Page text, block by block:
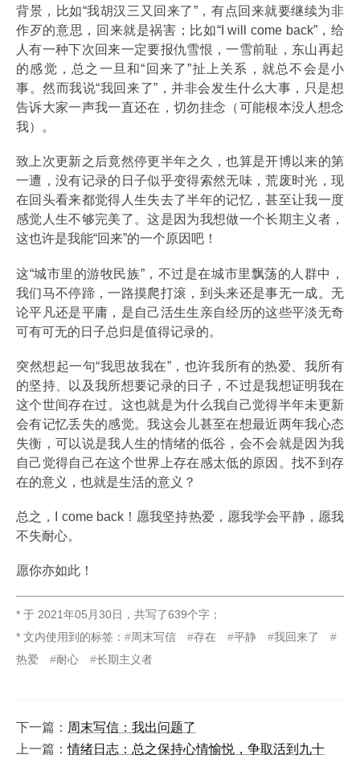
背景，比如“我胡汉三又回来了”，有点回来就要继续为非
作歹的意思，回来就是祸害；比如“I will come back”，给
人有一种下次回来一定要报仇雪恨，一雪前耻，东山再起
的感觉，总之一旦和“回来了”扯上关系，就总不会是小
事。然而我说“我回来了”，并非会发生什么大事，只是想
告诉大家一声我一直还在，切勿挂念（可能根本没人想念
我）。
致上次更新之后竟然停更半年之久，也算是开博以来的第
一遭，没有记录的日子似乎变得索然无味，荒废时光，现
在回头看来都觉得人生失去了半年的记忆，甚至让我一度
感觉人生不够完美了。这是因为我想做一个长期主义者，
这也许是我能“回来”的一个原因吧！
这“城市里的游牧民族”，不过是在城市里飘荡的人群中，
我们马不停蹄，一路摸爬打滚，到头来还是事无一成。无
论平凡还是平庸，是自己活生生亲自经历的这些平淡无奇
可有可无的日子总归是值得记录的。
突然想起一句“我思故我在”，也许我所有的热爱、我所有
的坚持、以及我所想要记录的日子，不过是我想证明我在
这个世间存在过。这也就是为什么我自己觉得半年未更新
会有记忆丢失的感觉。我这会儿甚至在想最近两年我心态
失衡，可以说是我人生的情绪的低谷，会不会就是因为我
自己觉得自己在这个世界上存在感太低的原因。找不到存
在的意义，也就是生活的意义？
总之，I come back！愿我坚持热爱，愿我学会平静，愿我
不失耐心。
愿你亦如此！
* 于 2021年05月30日 ， 共写了639个字 ；
* 文内使用到的标签：
周末写信 存在 平静
我回来了
热爱
耐心 长期主义者
下一篇： 周末写信：我出问题了
上一篇：情绪日志：总之保持心情愉悦，争取活到九十